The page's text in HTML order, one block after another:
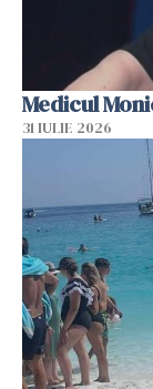
Medicul
31 IULIE 2026